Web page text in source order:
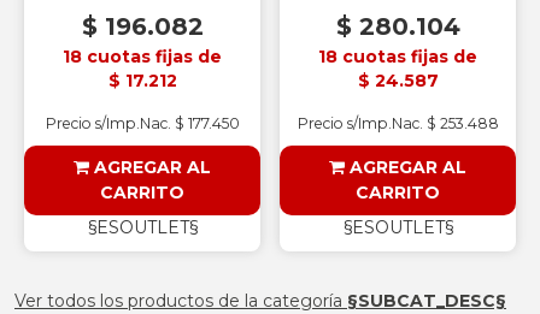
$ 196.082
18 cuotas fijas de
$ 17.212
Precio s/Imp.Nac. $ 177.450
AGREGAR AL
CARRITO
§ESOUTLET§
$ 280.104
18 cuotas fijas de
$ 24.587
Precio s/Imp.Nac. $ 253.488
AGREGAR AL
CARRITO
§ESOUTLET§
Ver todos los productos de la categoría §SUBCAT_DESC§